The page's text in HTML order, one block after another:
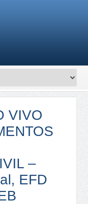
VIVO
–
EFD